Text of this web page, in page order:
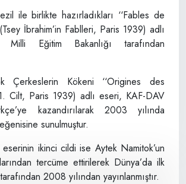
ile birlikte hazırladıkları ‘‘Fables de
İbrahim’in Fablleri, Paris 1939) adlı
Eğitim Bakanlığı tarafından
Çerkeslerin Kökeni ‘‘Origines des
Cilt, Paris 1939) adlı eseri, KAF-DAV
kazandırılarak 2003 yılında
sunulmuştur.
ikinci cildi ise Aytek Namitok’un
tercüme ettirilerek Dünya’da ilk
2008 yılından yayınlanmıştır.